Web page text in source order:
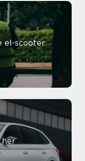
el-scooter
her